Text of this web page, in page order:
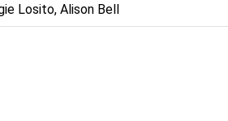
Losito, Alison Bell